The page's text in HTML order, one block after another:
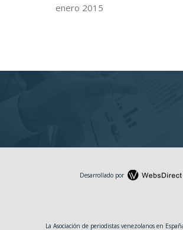
enero 2015
Desarrollado por
La Asociación de periodistas venezolanos en